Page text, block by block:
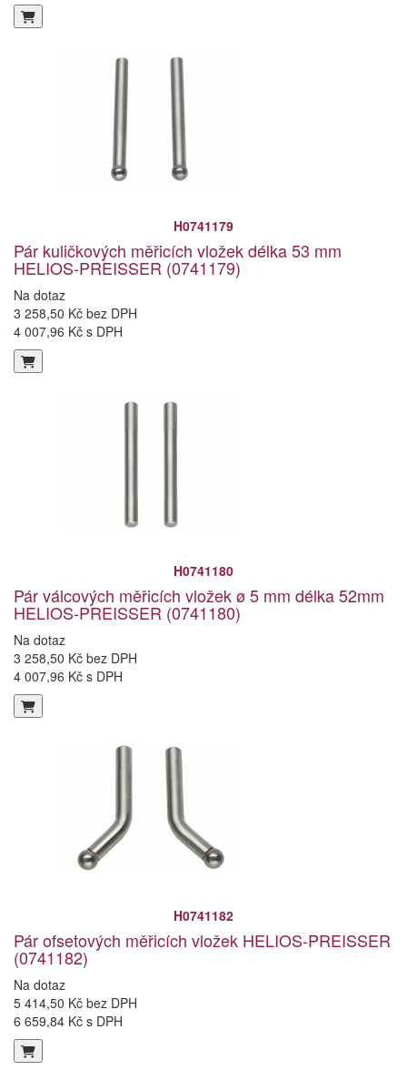
H0741179
Pár kuličkových měřicích vložek délka 53 mm
HELIOS-PREISSER (0741179)
Na dotaz
3 258,50 Kč bez DPH
4 007,96 Kč s DPH
H0741180
Pár válcových měřicích vložek ø 5 mm délka 52mm
HELIOS-PREISSER (0741180)
Na dotaz
3 258,50 Kč bez DPH
4 007,96 Kč s DPH
H0741182
Pár ofsetových měřicích vložek HELIOS-PREISSER
(0741182)
Na dotaz
5 414,50 Kč bez DPH
6 659,84 Kč s DPH